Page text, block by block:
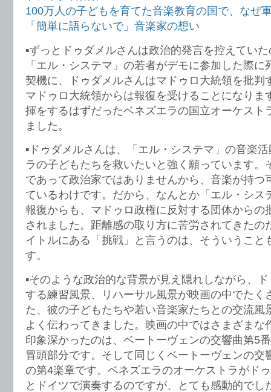
100万人の子どもを育てた音楽教育の国で、なぜ
「簡単に語らないで」音楽家の想い
▪️ずっとドゥダメルさんは政治的発言を控えてい
「エル・システマ」の若者がデモに参加した際
契機に、ドゥダメルさんはマドゥロ大統領を批判
マドゥロ大統領からは報復を受けることになりま
揮をするはずだったベネズエラの国立オーケスト
ました。
▪️ドゥダメルさんは、「エル・システマ」の音楽
ラの子どもたちを救いたいと強く願っています。
であって政治家ではありませんから、音楽が持つ
ているわけです。だから、なんとか「エル・シス
報復からも、マドゥロ政権に反対する団体からの
されました。距離感の取り方に苦労されてきたの
イトルにある「挑戦」と言うのは、そういうこと
す。
▪️そのような政治的な背景が見え隠れしながら、
する練習風景、リハーサル風景が映画の中でたく
た、彼の子どもたちや若い音楽家たちとの交流風
よく伝わってきました。映画の中ではさまざまな
印象深かったのは、ベートーヴェンの交響曲第5
冒頭部分です。そして同じくベートーヴェンの交
の第4楽章です。ベネズエラのオーケストラがド
とドイツで演奏するのですが、とても感動的でし